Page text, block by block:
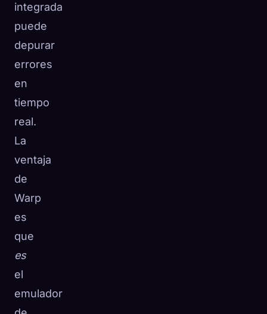
integrada
puede
depurar
errores
en
tiempo
real.
La
ventaja
de
Warp
es
que
es
el
emulador